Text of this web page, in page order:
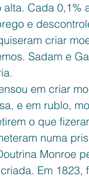
alta. Cada 0,1%
e
criar
Sadam e
em criar
e em rublo,
o que
numa
Monroe
Em 1823,